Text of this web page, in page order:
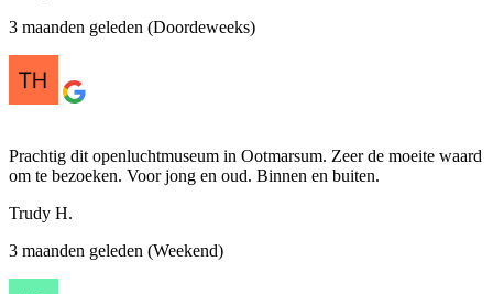
3 maanden geleden (Doordeweeks)
Prachtig dit openluchtmuseum in Ootmarsum. Zeer de moeite waard
om te bezoeken. Voor jong en oud. Binnen en buiten.
Trudy H.
3 maanden geleden (Weekend)